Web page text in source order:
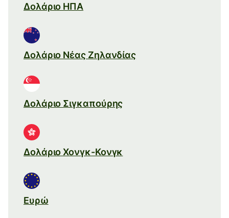
Δολάριο ΗΠΑ
Δολάριο Νέας Ζηλανδίας
Δολάριο Σιγκαπούρης
Δολάριο Χονγκ-Κονγκ
Ευρώ